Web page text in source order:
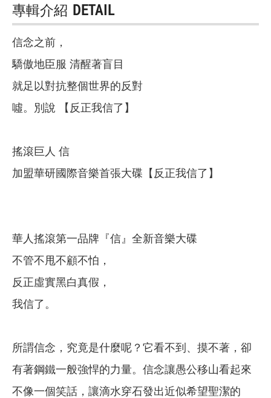
專輯介紹 DETAIL
信念之前，
驕傲地臣服 清醒著盲目
就足以對抗整個世界的反對
噓。別說 【反正我信了】
搖滾巨人 信
加盟華研國際音樂首張大碟【反正我信了】
華人搖滾第一品牌『信』全新音樂大碟
不管不甩不顧不怕，
反正虛實黑白真假，
我信了。
所謂信念，究竟是什麼呢？它看不到、摸不著，卻
有著鋼鐵一般強悍的力量。信念讓愚公移山看起來
不像一個笑話，讓滴水穿石發出近似希望聖潔的